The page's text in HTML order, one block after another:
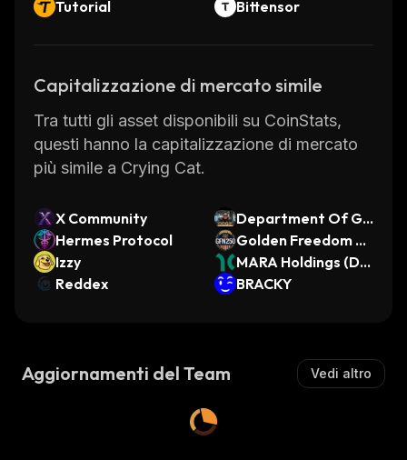
Tutorial Bittensor
Capitalizzazione di mercato simile
Tra tutti gli asset disponibili su CoinStats,
questi hanno la capitalizzazione di mercato
più simile a Crying Cat.
X Community
Department Of Go
vernment Efficienc
y
Hermes Protocol
Golden Freedom N
etwork 250
Izzy
MARA Holdings (Din
ari Tokenized Stoc
Reddex BRACKY
Aggiornamenti del Team Vedi altro